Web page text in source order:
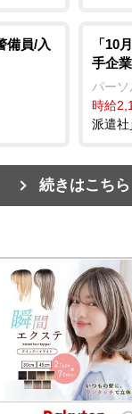
備員/入
「10
手企
パー
時給
派遣
続きはこちら